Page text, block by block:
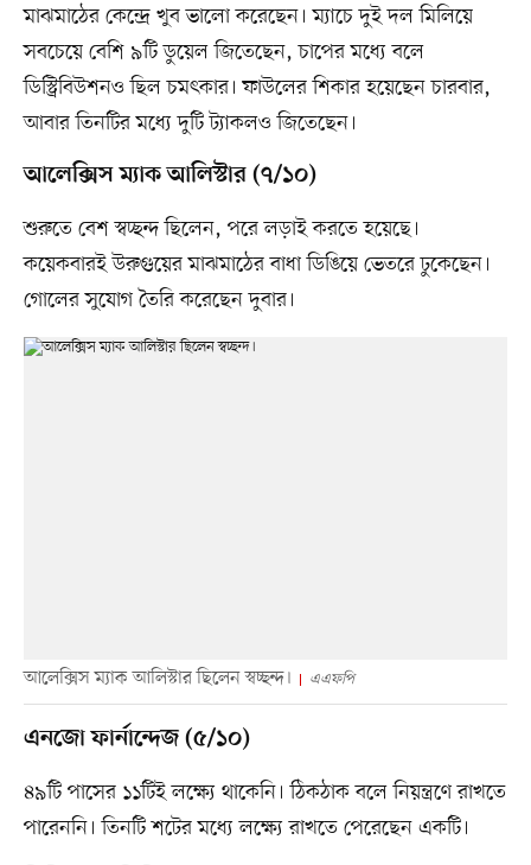
মাঝমাঠের কেন্দ্রে খুব ভালো করেছেন। ম্যাচে দুই দল মিলিয়ে
সবচেয়ে বেশি ৯টি ডুয়েল জিতেছেন, চাপের মধ্যে বলে
ডিস্ট্রিবিউশনও ছিল চমৎকার। ফাউলের শিকার হয়েছেন চারবার,
আবার তিনটির মধ্যে দুটি ট্যাকলও জিতেছেন।
আলেক্সিস ম্যাক আলিস্টার (৭/১০)
শুরুতে বেশ স্বচ্ছন্দ ছিলেন, পরে লড়াই করতে হয়েছে।
কয়েকবারই উরুগুয়ের মাঝমাঠের বাধা ডিঙিয়ে ভেতরে ঢুকেছেন।
গোলের সুযোগ তৈরি করেছেন দুবার।
আলেক্সিস ম্যাক আলিস্টার ছিলেন স্বচ্ছন্দ। এএফপি
এনজো ফার্নান্দেজ (৫/১০)
৪৯টি পাসের ১১টিই লক্ষ্যে থাকেনি। ঠিকঠাক বলে নিয়ন্ত্রণে রাখতে
পারেননি। তিনটি শটের মধ্যে লক্ষ্যে রাখতে পেরেছেন একটি।